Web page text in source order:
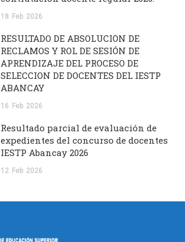
18 Feb 2026
RESULTADO DE ABSOLUCIÓN DE
RECLAMOS Y ROL DE SESIÓN DE
APRENDIZAJE DEL PROCESO DE
SELECCION DE DOCENTES DEL IESTP
ABANCAY
16 Feb 2026
Resultado parcial de evaluación de
expedientes del concurso de docentes
IESTP Abancay 2026
12 Feb 2026